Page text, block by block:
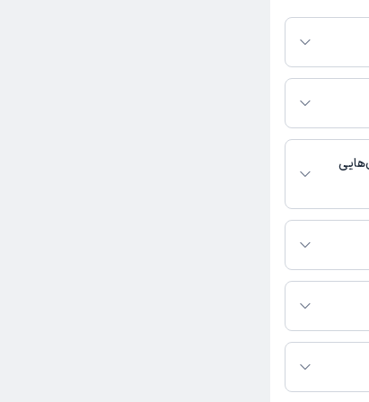
دکترتو
صورت فعال بودن
پزشکی و
فعالیت
مکرمی به شرح زیر